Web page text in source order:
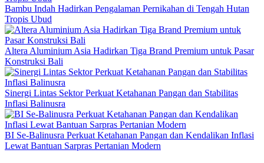
Bambu Indah Hadirkan Pengalaman Pernikahan di Tengah Hutan
Tropis Ubud
Altera Aluminium Asia Hadirkan Tiga Brand Premium untuk Pasar
Konstruksi Bali
Sinergi Lintas Sektor Perkuat Ketahanan Pangan dan Stabilitas
Inflasi Balinusra
BI Se-Balinusra Perkuat Ketahanan Pangan dan Kendalikan Inflasi
Lewat Bantuan Sarpras Pertanian Modern